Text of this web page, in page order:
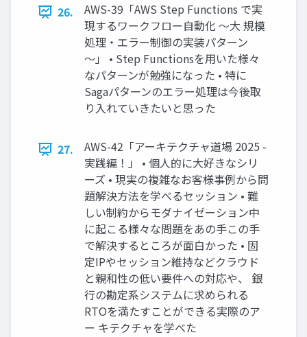
26.
AWS-39「AWS Step Functions で実
現するワークフロー自動化 ～大 規模
処理・エラー制御の実装パターン
～」 • Step Functionsを用いた様々
なパターンが勉強になった • 特に
Sagaパターンのエラー処理は今後取
り入れていきたいと思った
27.
AWS-42「アーキテクチャ道場 2025 -
実践編！」 • 個人的に大好きなシリ
ーズ • 現実の複雑なお客様事例から問
題解決方法を学べるセッション • 難
しい制約からモダナイゼーション中
に起こる様々な問題をあの手この手
で解決するところが面白かった • 固
定IPやセッション維持などクラウド
と親和性の低い要件への対応や、 銀
行の勘定系システムに求められる
RTOを満たすことができる実際のア
ー キテクチャを学べた